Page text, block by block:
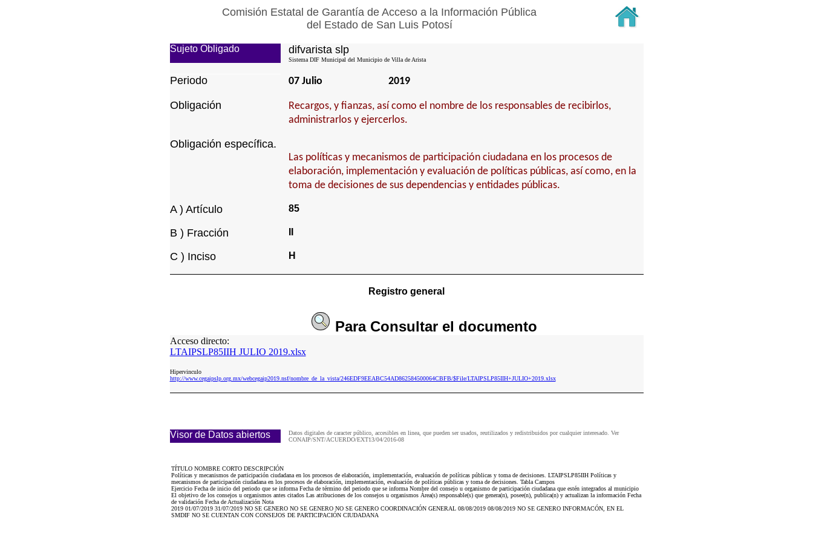
Comisión Estatal de Garantía de Acceso a la Información Pública
del Estado de San Luis Potosí
Sujeto Obligado difvarista slp
Sistema DIF Municipal del Municipio de Villa de Arista
Periodo 07 Julio 2019
Obligación
Recargos, y fianzas, así como el nombre de los responsables de recibirlos,
administrarlos y ejercerlos.
Obligación específica.
Las políticas y mecanismos de participación ciudadana en los procesos de
elaboración, implementación y evaluación de políticas públicas, así como, en la
toma de decisiones de sus dependencias y entidades públicas.
A ) Artículo 85
B ) Fracción
C ) Inciso H
Registro general
Para Consultarel documento
Acceso directo:
LTAIPSLP85IIH JULIO 2019.xlsx
Hipervinculo
http://www.cegaipslp.org.mx/webcegaip2019.nsf/nombre_de_la_vista/246EDF9EEABC54AD862584500064CBFB/$File/LTAIPSLP85IIH+JULIO+2019.xlsx
Visor de Datos abiertos
Datos digitales de caracter público, accesibles en linea, que pueden ser usados, reutilizados y redistribuidos por cualquier interesado. Ver
CONAIP/SNT/ACUERDO/EXT13/04/2016-08
TÍTULO NOMBRE CORTO DESCRIPCIÓN
Políticas y mecanismos de participación ciudadana en los procesos de elaboración, implementación, evaluación de políticas públicas y toma de decisiones. LTAIPSLP85IIH Políticas y
mecanismos de participación ciudadana en los procesos de elaboración, implementación, evaluación de políticas públicas y toma de decisiones. Tabla Campos
Ejercicio Fecha de inicio del periodo que se informa Fecha de término del periodo que se informa Nombre del consejo u organismo de participación ciudadana que estén integrados al municipio
El objetivo de los consejos u organismos antes citados Las atribuciones de los consejos u organismos Área(s) responsable(s) que genera(n), posee(n), publica(n) y actualizan la información Fecha
de validación Fecha de Actualización Nota
2019 01/07/2019 31/07/2019 NO SE GENERO NO SE GENERO NO SE GENERO COORDINACIÓN GENERAL 08/08/2019 08/08/2019 NO SE GENERO INFORMACÓN, EN EL
SMDIF NO SE CUENTAN CON CONSEJOS DE PARTICIPACIÓN CIUDADANA